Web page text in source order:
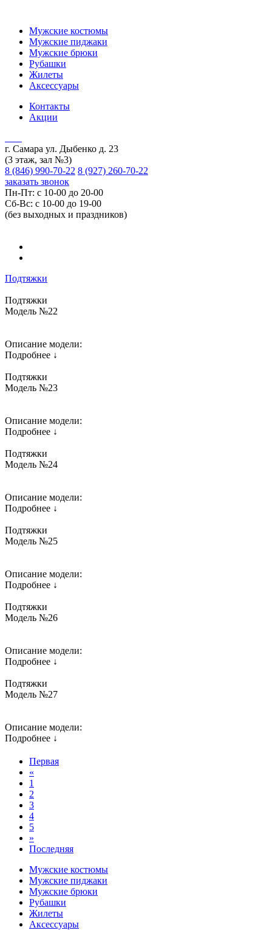
Мужские костюмы
Мужские пиджаки
Мужские брюки
Рубашки
Жилеты
Аксессуары
Контакты
Акции
г. Самара ул. Дыбенко д. 23
(3 этаж, зал №3)
8 (846) 990-70-22 8 (927) 260-70-22
заказать звонок
Пн-Пт: с 10-00 до 20-00
Сб-Вс: с 10-00 до 19-00
(без выходных и праздников)
Подтяжки
Подтяжки
Модель №22
Описание модели:
Подробнее ↓
Подтяжки
Модель №23
Описание модели:
Подробнее ↓
Подтяжки
Модель №24
Описание модели:
Подробнее ↓
Подтяжки
Модель №25
Описание модели:
Подробнее ↓
Подтяжки
Модель №26
Описание модели:
Подробнее ↓
Подтяжки
Модель №27
Описание модели:
Подробнее ↓
Первая
«
1
2
3
4
5
»
Последняя
Мужские костюмы
Мужские пиджаки
Мужские брюки
Рубашки
Жилеты
Аксессуары